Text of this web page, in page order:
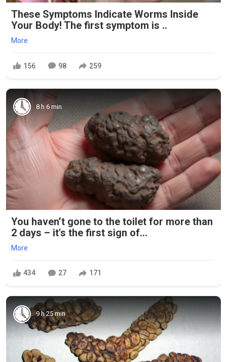
These Symptoms Indicate Worms Inside
Your Body! The first symptom is ..
More
156 98 259
8 h 6 min
You haven’t gone to the toilet for more than
2 days – it's the first sign of...
More
434 27 171
9 h 25 min